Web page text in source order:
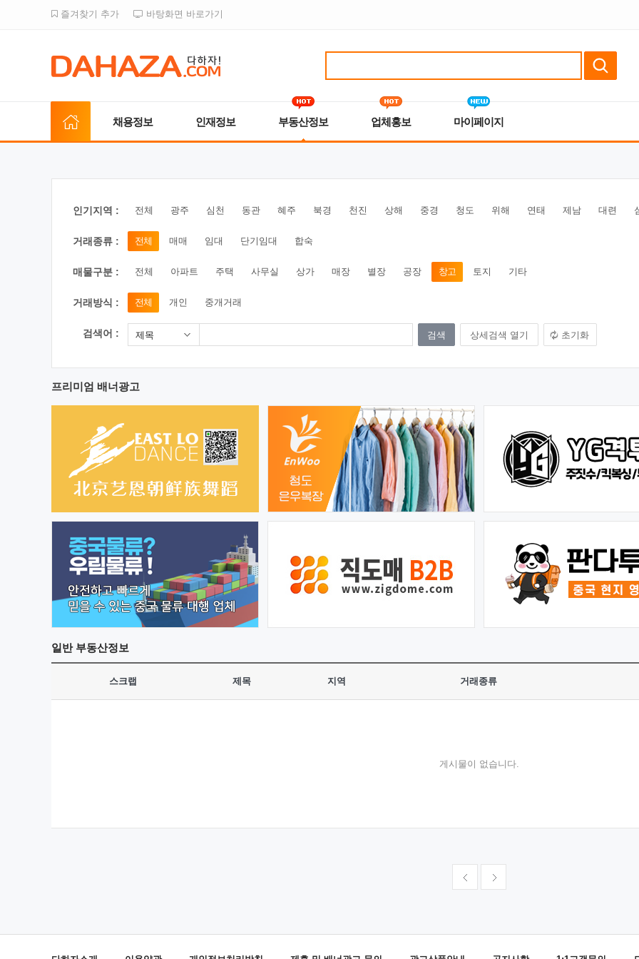
즐겨찾기 추가 바탕화면 바로가기
채용정보 인재정보 부동산정보 업체홍보 마이페이지
인기지역 : 전체 광주 심천 동관 혜주 북경 천진 상해 중경 청도 위해 연태 제남 대련
거래종류 : 전체 매매 임대 단기임대 합숙
매물구분 : 전체 아파트 주택 사무실 상가 매장 별장 공장 창고 토지 기타
거래방식 : 전체 개인 중개거래
검색어 : 제목 상세검색 열기 초기화
프리미엄 배너광고
일반부동산정보
스크랩 제목 지역 거래종류
게시물이 없습니다.